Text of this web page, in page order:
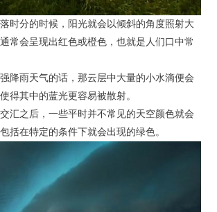
时分的时候，阳光就会以倾斜的角度照射大
常会呈现出红色或橙色，也就是人们口中常
降雨天气的话，那云层中大量的小水滴便会
得其中的蓝光更容易被散射。
汇之后，一些平时并不常见的天空颜色就会
括在特定的条件下就会出现的绿色。